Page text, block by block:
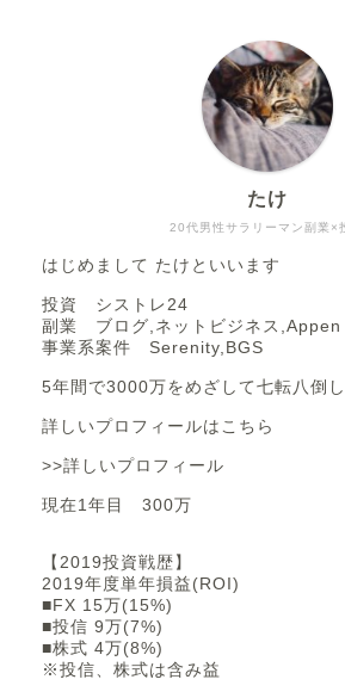
20代男性サラリーマン副業×
たけ
はじめまして たけといいます
投資 シストレ24
副業 ブログ,ネットビジネス,Appen
事業系案件 Serenity,BGS
5年間で3000万をめざして七転八倒
詳しいプロフィールはこちら
>>詳しいプロフィール
現在1年目 300万
【2019投資戦歴】
2019年度単年損益(ROI)
■FX 15万(15%)
■投信 9万(7%)
■株式 4万(8%)
※投信、株式は含み益